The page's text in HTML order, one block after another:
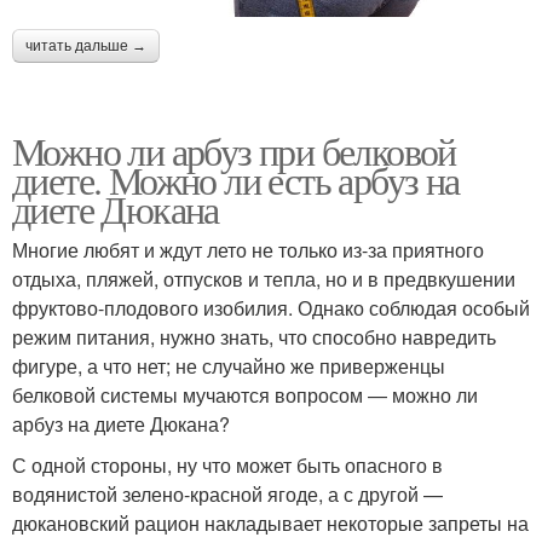
читать дальше →
Можно ли арбуз при белковой
диете. Можно ли есть арбуз на
диете Дюкана
Многие любят и ждут лето не только из-за приятного
отдыха, пляжей, отпусков и тепла, но и в предвкушении
фруктово-плодового изобилия. Однако соблюдая особый
режим питания, нужно знать, что способно навредить
фигуре, а что нет; не случайно же приверженцы
белковой системы мучаются вопросом — можно ли
арбуз на диете Дюкана?
С одной стороны, ну что может быть опасного в
водянистой зелено-красной ягоде, а с другой —
дюкановский рацион накладывает некоторые запреты на